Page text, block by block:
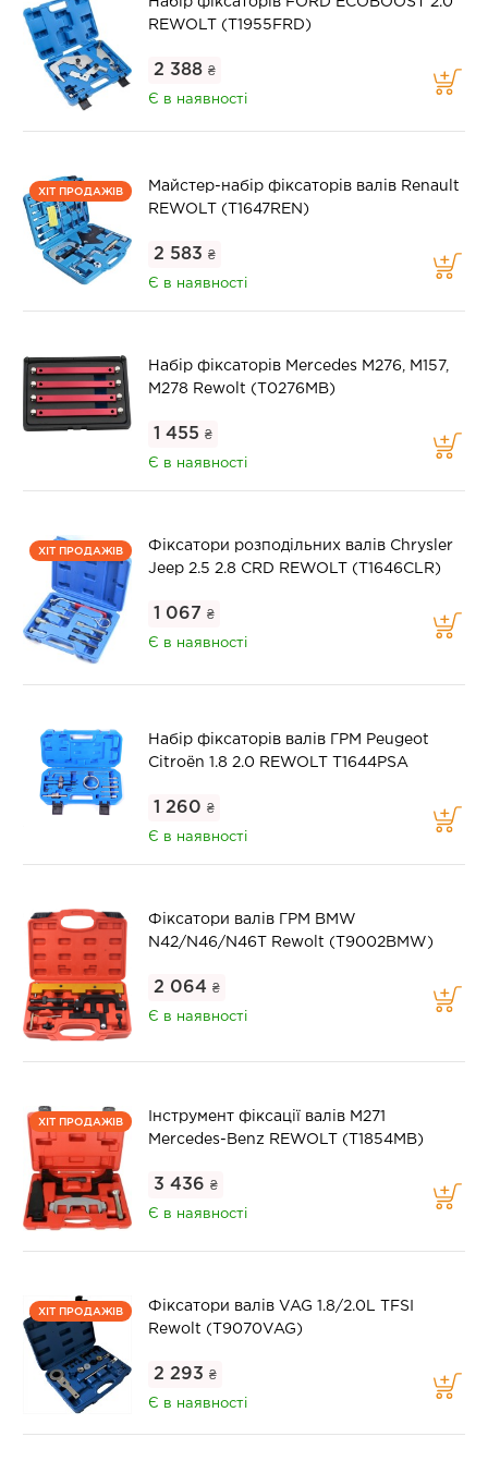
REWOLT (T1955FRD)
2 388 ₴
Є в наявності
ХІТ ПРОДАЖІВ
Майстер-набір фіксаторів валів Renault
REWOLT (T1647REN)
2 583 ₴
Є в наявності
Набір фіксаторів Mercedes M276, M157,
M278 Rewolt (T0276MB)
1 455 ₴
Є в наявності
ХІТ ПРОДАЖІВ
Фіксатори розподільних валів Chrysler
Jeep 2.5 2.8 CRD REWOLT (T1646CLR)
1 067 ₴
Є в наявності
Набір фіксаторів валів ГРМ Peugeot
Citroën 1.8 2.0 REWOLT T1644PSA
1 260 ₴
Є в наявності
Фіксатори валів ГРМ BMW
N42/N46/N46T Rewolt (T9002BMW)
2 064 ₴
Є в наявності
ХІТ ПРОДАЖІВ
Інструмент фіксації валів M271
Mercedes-Benz REWOLT (T1854MB)
3 436 ₴
Є в наявності
ХІТ ПРОДАЖІВ
Фіксатори валів VAG 1.8/2.0L TFSI
Rewolt (T9070VAG)
2 293 ₴
Є в наявності